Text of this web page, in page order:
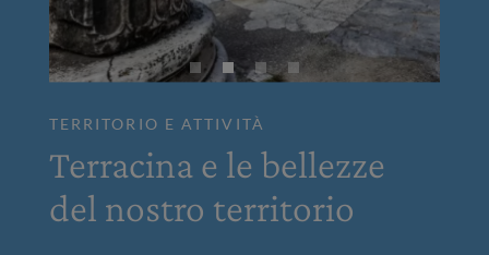
TERRITORIO E ATTIVITÀ
Terracina e le bellezze
del nostro territorio